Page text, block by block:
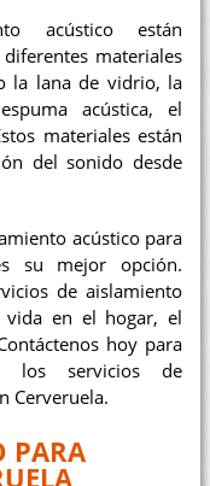
acústico están
materiales
la lana de vidrio, la
acústica, el
materiales están
del sonido desde
acústico para
su mejor opción.
de aislamiento
en el hogar, el
hoy para
los servicios de
Cerveruela.
PARA